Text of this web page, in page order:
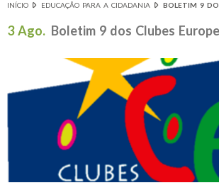
Está aqui
INÍCIO EDUCAÇÃO PARA A CIDADANIA BOLETIM 9
3 Ago. Boletim 9 dos Clubes